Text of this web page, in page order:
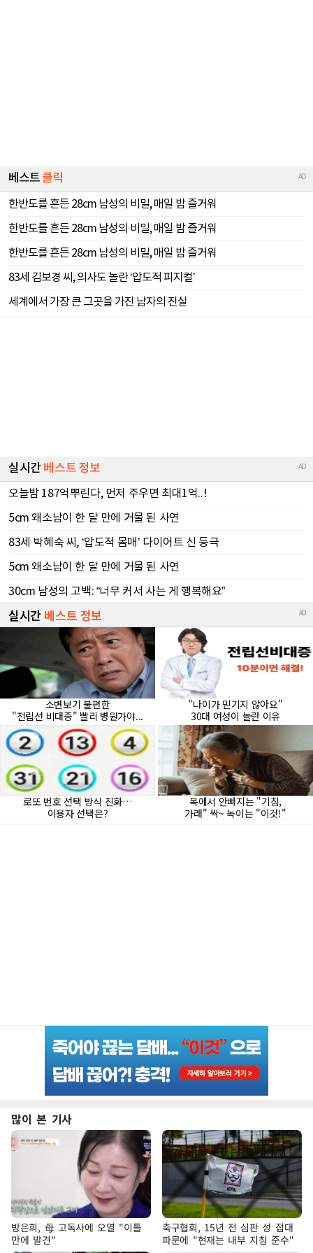
많이 본 기사
방은희, 母 고독사에 오열 "이틀
만에 발견"
축구협회, 15년 전 심판 성 접대
파문에 "현재는 내부 지침 준수"